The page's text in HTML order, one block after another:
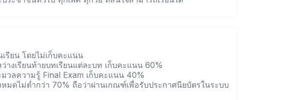
รียน โดยไม่เก็บคะแนน
างเรียนท้ายบทเรียนแต่ละบท เก็บคะแนน 60%
วลความรู้ Final Exam เก็บคะแนน 40%
มดไม่ต่ำกว่า 70% ถือว่าผ่านเกณฑ์เพื่อรับประกาศนียบัตรในระบบ